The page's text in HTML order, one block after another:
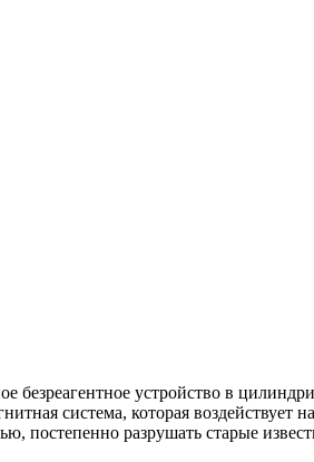
безреагентное устройство в
система, которая воздействует
постепенно разрушать старые